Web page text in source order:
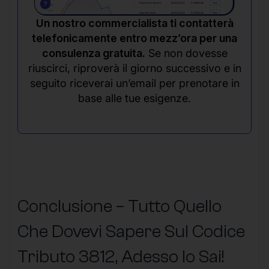
Un nostro commercialista ti contatterà
telefonicamente entro mezz’ora per una
consulenza gratuita. Se non dovesse
riuscirci, riproverà il giorno successivo e in
seguito riceverai un’email per prenotare in
base alle tue esigenze.
Conclusione – Tutto Quello
Che Dovevi Sapere Sul Codice
Tributo 3812, Adesso lo Sai!